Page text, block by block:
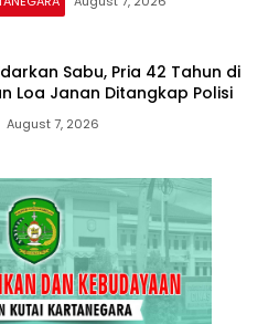
Sabu, Pria 42 Tahun di
Loa Janan Ditangkap Polisi
August 7, 2026